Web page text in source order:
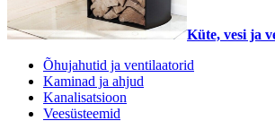
Küte, vesi ja
Õhujahutid ja ventilaatorid
Kaminad ja ahjud
Kanalisatsioon
Veesüsteemid